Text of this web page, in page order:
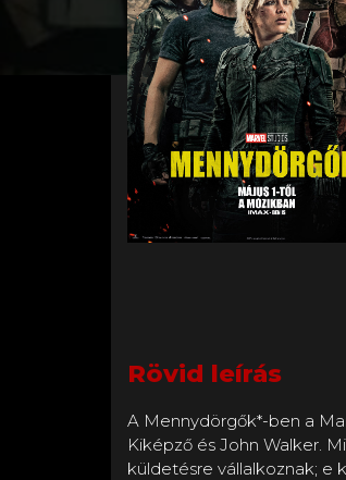
Rövid leírás
A Mennydörgők*-ben a
Kiképző és John Walker.
küldetésre vállalkoznak; e